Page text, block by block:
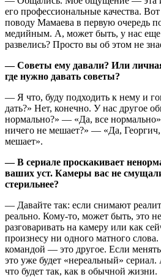
его профессиональные качества.
поводу Мамаева в первую очередь
медийным. А, может быть, у нас еще
развелись? Просто вы об этом не
— Советы ему давали? Или
где нужно давать советы?
— Я что, буду подходить к нему и
дать?» Нет, конечно. У нас другое
нормально?» — «Да, все
ничего не мешает?» — «Да,
мешает».
— В сериале проскакивает
ваших уст. Камеры вас не
стерильнее?
— Давайте так: если снимают
реально. Кому-то, может быть, это
разговаривать на камеру или как
произнесу ни одного матного
командой — это другое. Если
это уже будет «нереальный»
что будет так, как в обычной жизни.